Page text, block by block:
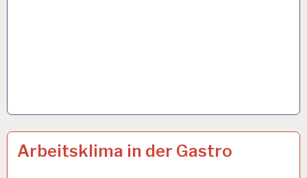
ARBEITSBEDINGUNGEN…
Arbeitsklima in der Gastro
17 FEB. 2022